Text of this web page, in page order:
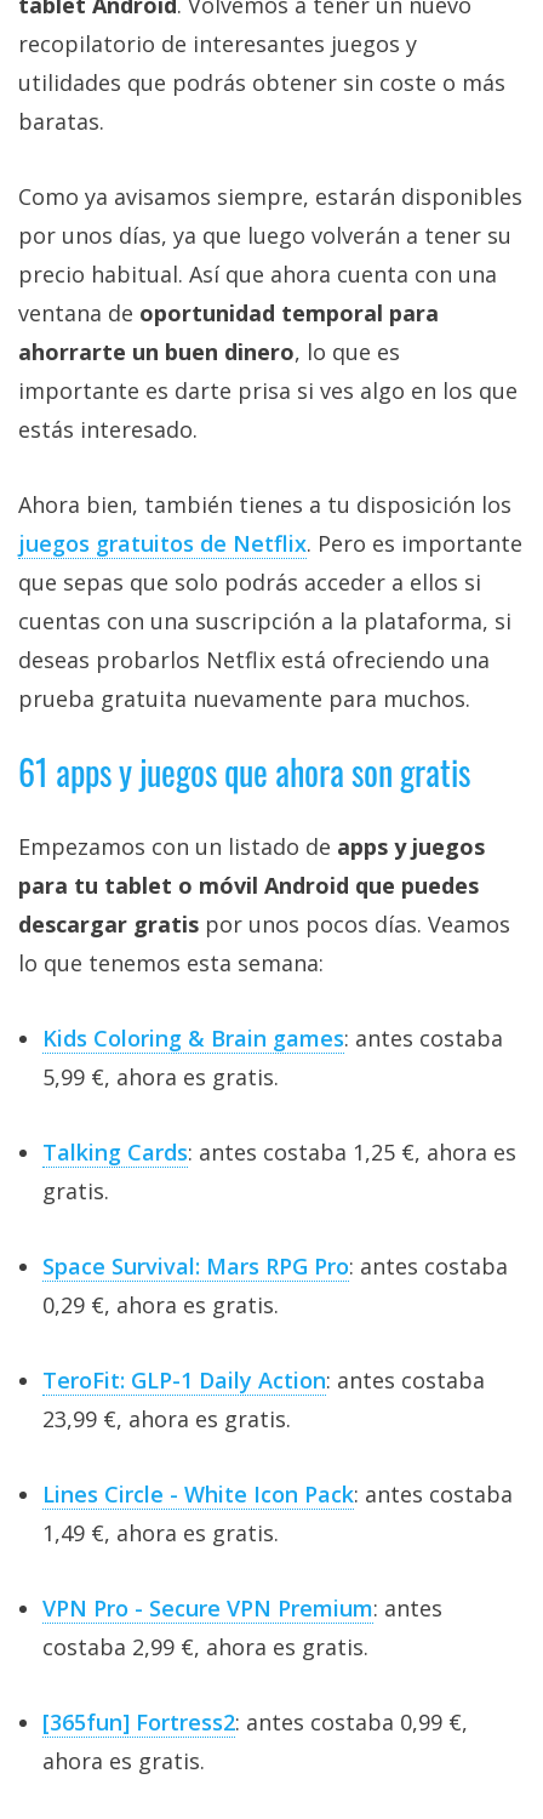
recopilatorio de interesantes juegos y
utilidades que podrás obtener sin coste o más
baratas.
Como ya avisamos siempre, estarán disponibles
por unos días, ya que luego volverán a tener su
precio habitual. Así que ahora cuenta con una
ventana de oportunidad temporal para
ahorrarte un buen dinero, lo que es
importante es darte prisa si ves algo en los que
estás interesado.
Ahora bien, también tienes a tu disposición los
juegos gratuitos de Netflix‎. Pero es importante
que sepas que solo podrás acceder a ellos si
cuentas con una suscripción a la plataforma, si
deseas probarlos Netflix está ofreciendo una
prueba gratuita nuevamente para muchos.
61 apps y juegos que ahora son gratis
Empezamos con un listado de apps y juegos
para tu tablet o móvil Android que puedes
descargar gratis por unos pocos días. Veamos
lo que tenemos esta semana:
Kids Coloring & Brain games: antes costaba
5,99 €, ahora es gratis.
Talking Cards: antes costaba 1,25 €, ahora es
gratis.
Space Survival: Mars RPG Pro: antes costaba
0,29 €, ahora es gratis.
TeroFit: GLP-1 Daily Action: antes costaba
23,99 €, ahora es gratis.
Lines Circle - White Icon Pack: antes costaba
1,49 €, ahora es gratis.
VPN Pro - Secure VPN Premium: antes
costaba 2,99 €, ahora es gratis.
[365fun] Fortress2: antes costaba 0,99 €,
ahora es gratis.